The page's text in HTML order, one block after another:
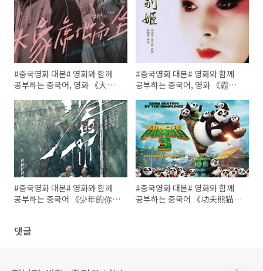
#중국영화 대본# 영화와 함께
공부하는 중국어, 영화 《大象
어》 자막 대본
#중국영화 대본# 영화와 함께
공부하는 중국어, 영화 《霸王
#중국영화 대본# 영화와 함께
공부하는 중국어 《少年的你 소
#중국영화 대본# 영화와 함께
공부하는 중국어 《功夫熊猫3
댓글